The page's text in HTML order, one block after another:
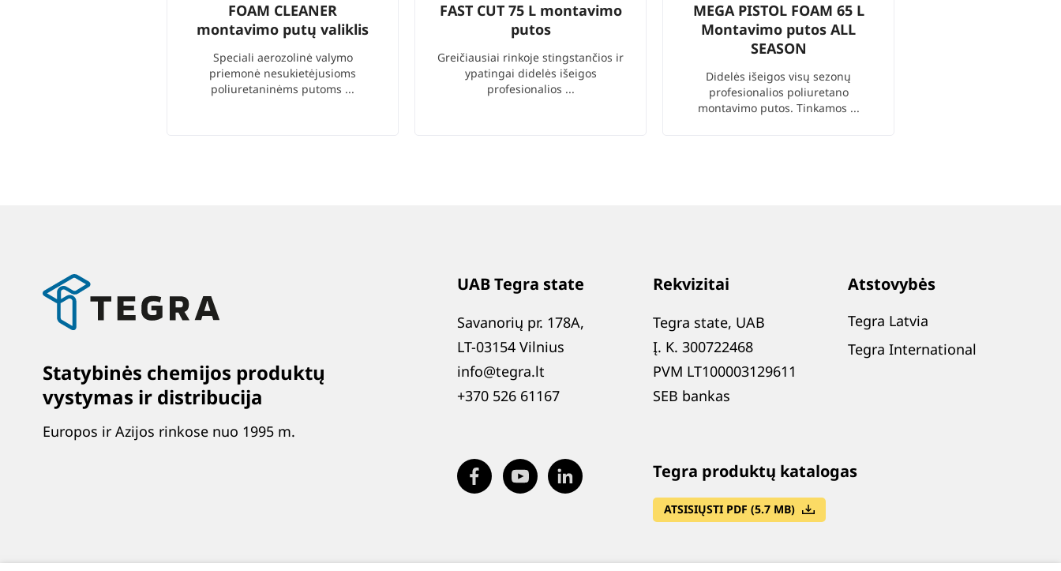
FOAM CLEANER
montavimo putų valiklis
Speciali aerozolinė valymo
priemonė nesukietėjusioms
poliuretaninėms putoms ...
FAST CUT 75 L montavimo
putos
Greičiausiai rinkoje stingstančios ir
ypatingai didelės išeigos
profesionalios ...
MEGA PISTOL FOAM 65 L
Montavimo putos ALL
SEASON
Didelės išeigos visų sezonų
profesionalios poliuretano
montavimo putos. Tinkamos ...
Statybinės chemijos produktų
vystymas ir distribucija
Europos ir Azijos rinkose nuo 1995 m.
UAB Tegra state
Savanorių pr. 178A,
LT-03154 Vilnius
info@tegra.lt
+370 526 61167
Rekvizitai
Tegra state, UAB
Į. K. 300722468
PVM LT100003129611
SEB bankas
Atstovybės
Tegra Latvia
Tegra International
Tegra produktų katalogas
ATSISIŲSTI PDF (5.7 MB)